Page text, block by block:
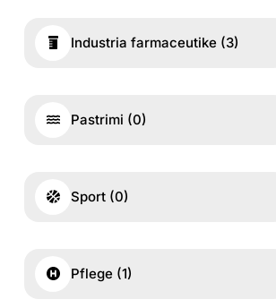
Industria farmaceutike (3)
Pastrimi (0)
Sport (0)
Pflege (1)